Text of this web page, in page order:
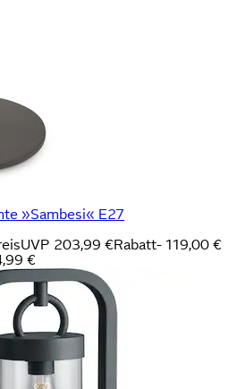
»Sambesi« E27
UVP 203,99 €Rabatt- 119,00 €
€